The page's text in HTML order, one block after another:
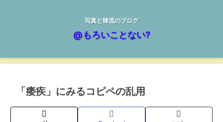
写真と韓流のブログ
@もろいことない?
「痿疾」にみるコピペの乱用